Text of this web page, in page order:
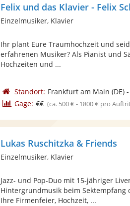
Felix und das Klavier - Felix
Einzelmusiker, Klavier
Ihr plant Eure Traumhochzeit und
erfahrenen Musiker? Als Pianist und
Hochzeiten und ...
Standort: Frankfurt am Main (DE)-
Gage: €€ (ca. 500 € - 1800 € pro
Lukas Ruschitzka & Friends
Einzelmusiker, Klavier
Jazz- und Pop-Duo mit 15-jähriger
Hintergrundmusik beim Sektempfang
Ihre Firmenfeier, Hochzeit, ...